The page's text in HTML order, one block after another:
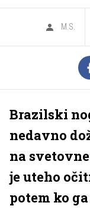
M.S.
Brazilski
nedavno
na
je uteho
potem ko